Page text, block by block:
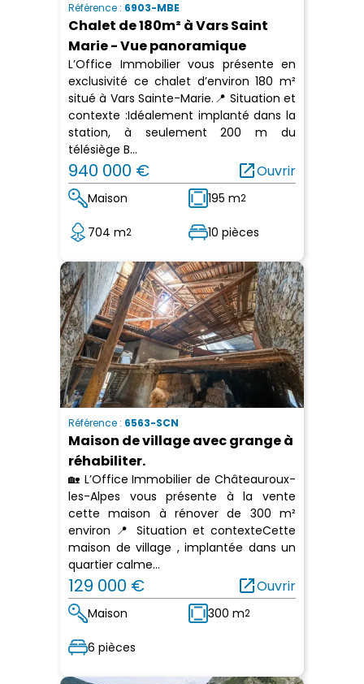
Référence : 6903-MBE
Chalet de 180m² à Vars Saint
Marie - Vue panoramique
L’Office Immobilier vous présente en
exclusivité ce chalet d’environ 180 m²
situé à Vars Sainte-Marie.📍 Situation et
contexte :Idéalement implanté dans la
station, à seulement 200 m du
télésiège B...
940 000 € open_in_newOuvrir
Maison 195 m2
704 m2 10 pièces
Référence : 6563-SCN
Maison de village avec grange à
réhabiliter.
🏡 L’Office Immobilier de Châteauroux-
les-Alpes vous présente à la vente
cette maison à rénover de 300 m²
environ 📍 Situation et contexteCette
maison de village , implantée dans un
quartier calme...
129 000 € open_in_newOuvrir
Maison 300 m2
6 pièces